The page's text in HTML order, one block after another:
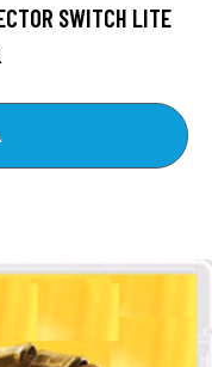
SWITCH LITE